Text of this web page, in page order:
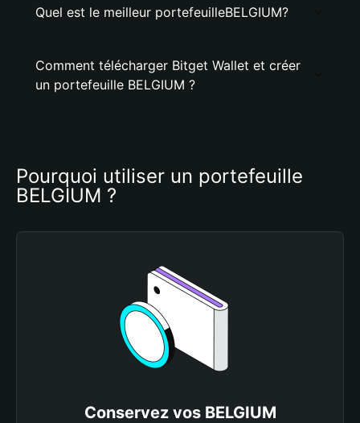
Quel est le meilleur portefeuilleBELGIUM?
Comment télécharger Bitget Wallet et créer
un portefeuille BELGIUM ?
Pourquoi utiliser un portefeuille
BELGIUM ?
Conservez vos BELGIUM